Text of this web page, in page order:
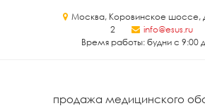
Москва, Коровинское шоссе,
2
info@esus.ru
Время работы: будни с 9:00
продажа медицинского